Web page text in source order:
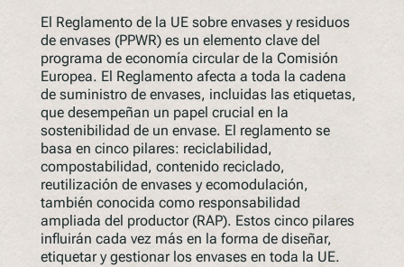
El Reglamento de la UE sobre envases y residuos
de envases (PPWR) es un elemento clave del
programa de economía circular de la Comisión
Europea. El Reglamento afecta a toda la cadena
de suministro de envases, incluidas las etiquetas,
que desempeñan un papel crucial en la
sostenibilidad de un envase. El reglamento se
basa en cinco pilares: reciclabilidad,
compostabilidad, contenido reciclado,
reutilización de envases y ecomodulación,
también conocida como responsabilidad
ampliada del productor (RAP). Estos cinco pilares
influirán cada vez más en la forma de diseñar,
etiquetar y gestionar los envases en toda la UE.